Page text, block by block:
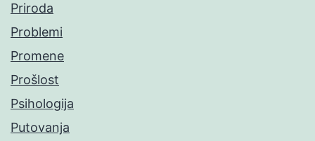
Priroda
Problemi
Promene
Prošlost
Psihologija
Putovanja